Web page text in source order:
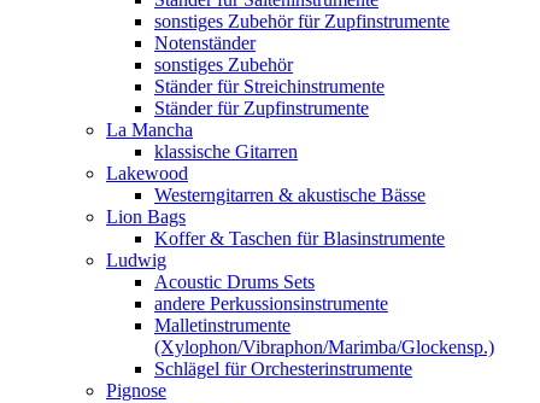
sonstiges Zubehör für Zupfinstrumente
Notenständer
sonstiges Zubehör
Ständer für Streichinstrumente
Ständer für Zupfinstrumente
La Mancha
klassische Gitarren
Lakewood
Westerngitarren & akustische Bässe
Lion Bags
Koffer & Taschen für Blasinstrumente
Ludwig
Acoustic Drums Sets
andere Perkussionsinstrumente
Malletinstrumente
(Xylophon/Vibraphon/Marimba/Glockensp.)
Schlägel für Orchesterinstrumente
Pignose